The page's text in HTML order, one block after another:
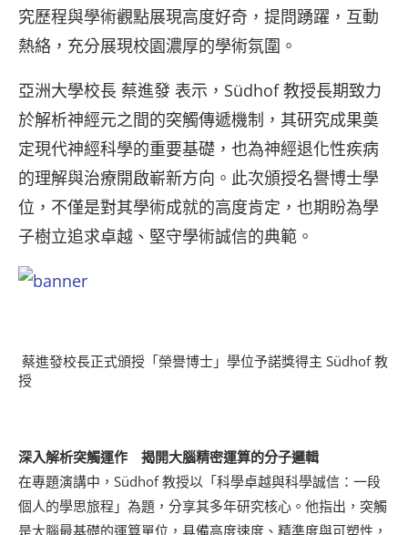
究歷程與學術觀點展現高度好奇，提問踴躍，互動
熱絡，充分展現校園濃厚的學術氛圍。
亞洲大學校長 蔡進發 表示，Südhof 教授長期致力
於解析神經元之間的突觸傳遞機制，其研究成果奠
定現代神經科學的重要基礎，也為神經退化性疾病
的理解與治療開啟嶄新方向。此次頒授名譽博士學
位，不僅是對其學術成就的高度肯定，也期盼為學
子樹立追求卓越、堅守學術誠信的典範。
蔡進發校長正式頒授「榮譽博士」學位予諾獎得主 Südhof 教
授
深入解析突觸運作 揭開大腦精密運算的分子邏輯
在專題演講中，Südhof 教授以「科學卓越與科學誠信：一段
個人的學思旅程」為題，分享其多年研究核心。他指出，突觸
是大腦最基礎的運算單位，具備高度速度、精準度與可塑性，